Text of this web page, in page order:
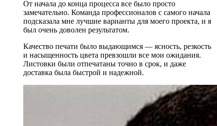
От начала до конца процесса все было просто
замечательно. Команда профессионалов с самого начала
подсказала мне лучшие варианты для моего проекта, и я
был очень доволен результатом.
Качество печати было выдающимся — ясность, резкость
и насыщенность цвета превзошли все мои ожидания.
Листовки были отпечатаны точно в срок, и даже
доставка была быстрой и надежной.